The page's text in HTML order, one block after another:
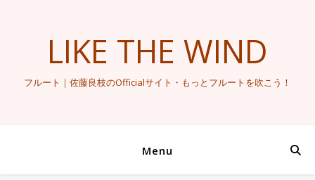
LIKE THE WIND
フルート｜佐藤良枝のOfficialサイト・もっとフルートを吹こう！
Menu